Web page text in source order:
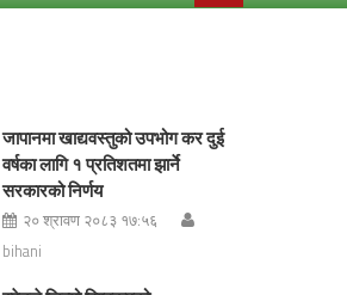
जापानमा खाद्यवस्तुको उपभोग कर दुई
वर्षका लागि १ प्रतिशतमा झार्ने
सरकारको निर्णय
२० श्रावण २०८३ १७:५६
bihani